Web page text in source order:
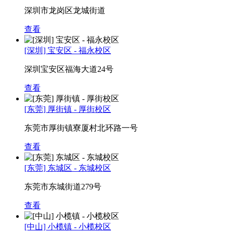
深圳市龙岗区龙城街道
查看
[深圳] 宝安区 - 福永校区
深圳宝安区福海大道24号
查看
[东莞] 厚街镇 - 厚街校区
东莞市厚街镇寮厦村北环路一号
查看
[东莞] 东城区 - 东城校区
东莞市东城街道279号
查看
[中山] 小榄镇 - 小榄校区